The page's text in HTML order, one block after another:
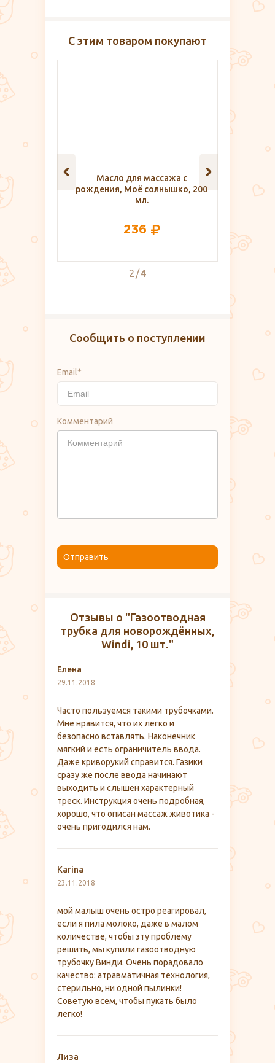
С этим товаром покупают
и
Масло для массажа с
рождения, Моё солнышко, 200
мл.
236
с
2 4
Сообщить о поступлении
Email*
Комментарий
Отправить
Отзывы о "Газоотводная
трубка для новорождённых,
Windi, 10 шт."
Елена
29.11.2018
Часто пользуемся такими трубочками.
Мне нравится, что их легко и
безопасно вставлять. Наконечник
мягкий и есть ограничитель ввода.
Даже криворукий справится. Газики
сразу же после ввода начинают
выходить и слышен характерный
треск. Инструкция очень подробная,
хорошо, что описан массаж животика -
очень пригодился нам.
Karina
23.11.2018
мой малыш очень остро реагировал,
если я пила молоко, даже в малом
количестве, чтобы эту проблему
решить, мы купили газоотводную
трубочку Винди. Очень порадовало
качество: атравматичная технология,
стерильно, ни одной пылинки!
Советую всем, чтобы пукать было
легко!
Лиза